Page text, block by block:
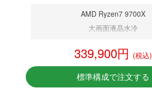
AMD Ryzen7 9700X
大画面液晶水冷
RTX 5060Ti 8GB
NVMeSSD 1TB
無線LAN Bluetooth対応
339,900円 (税込)
標準構成で注文する